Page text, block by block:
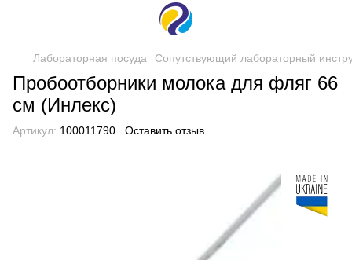
Лабораторная посуда Сопутствующий лабораторный
Пробоотборники молока для фляг 66
см (Инлекс)
Артикул: 100011790 Оставить отзыв